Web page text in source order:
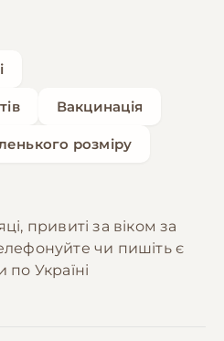
Вакцинація
розміру
привиті за віком за
чи пишіть є
по Україні